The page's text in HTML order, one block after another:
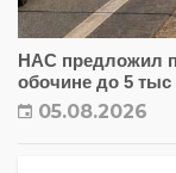
НАС предложил
обочине до 5 тыс
05.08.2026